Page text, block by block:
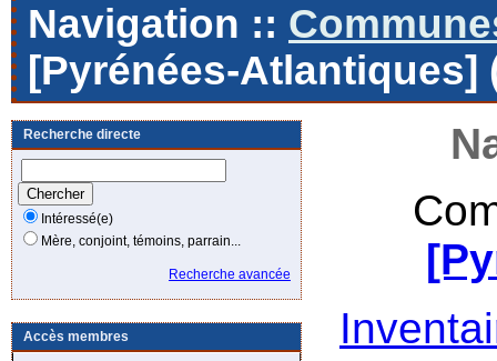
Navigation ::
[Pyrénées-Atlantiques]
Recherche directe
Intéressé(e)
Mère, conjoint, témoins, parrain...
Recherche avancée
Accès membres